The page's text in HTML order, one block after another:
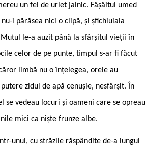
un fel de urlet jalnic. Fâșâitul umed
i părăsea nici o clipă, și șfichiuiala
le-a auzit până la sfârșitul vieții în
celor de pe punte, timpul s-ar fi făcut
limbă nu o înțelegea, orele au
zidul de apă cenușie, nesfârșit. În
vedeau locuri și oameni care se opreau
mici ca niște frunze albe.
unul, cu străzile răspândite de-a lungul